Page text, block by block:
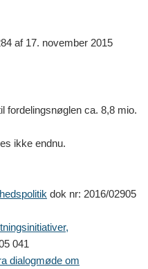
af 17. november 2015
fordelingsnøglen ca. 8,8 mio.
ikke endnu.
dok nr: 2016/02905
041
dialogmøde om